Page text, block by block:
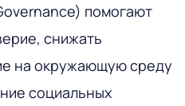
помогают
снижать
на окружающую среду
социальных